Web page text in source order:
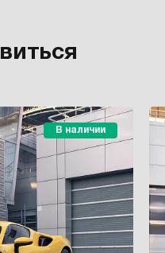
В наличии